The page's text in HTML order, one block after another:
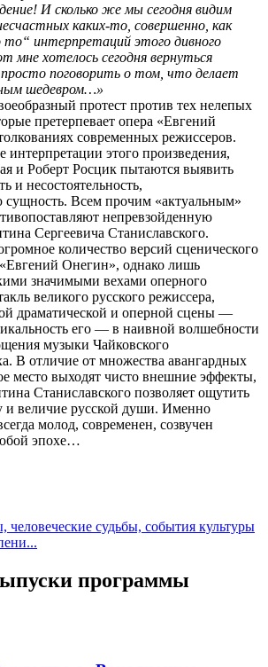
И сколько же мы сегодня видим
каких-то, совершенно, как
то“ интерпретаций этого дивного
мне хотелось сегодня вернуться
просто поговорить о том, что делает
шедевром…»
протест против тех нелепых
претерпевает опера «Евгений
современных режиссеров.
интерпретации этого произведения,
и Роберт Росцик пытаются выявить
и несостоятельность,
Всем прочим «актуальным»
непревзойденную
Сергеевича Станиславского.
количество версий сценического
Онегин», однако лишь
значимыми вехами оперного
великого русского режиссера,
драматической и оперной сцены —
его — в наивной волшебности
музыки Чайковского
В отличие от множества авангардных
место выходят чисто внешние эффекты,
Станиславского позволяет ощутить
и величие русской души. Именно
молод, современен, созвучен
эпохе…
судьбы, события культуры
программы